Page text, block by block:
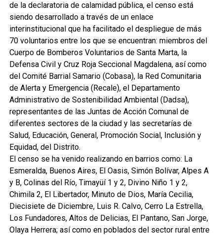
de la declaratoria de calamidad pública, el censo está
siendo desarrollado a través de un enlace
interinstitucional que ha facilitado el despliegue de más
70 voluntarios entre los que se encuentran: miembros del
Cuerpo de Bomberos Voluntarios de Santa Marta, la
Defensa Civil y Cruz Roja Seccional Magdalena, así como
del Comité Barrial Samario (Cobasa), la Red Comunitaria
de Alerta y Emergencia (Recale), el Departamento
Administrativo de Sostenibilidad Ambiental (Dadsa),
representantes de las Juntas de Acción Comunal de
diferentes sectores de la ciudad y las secretarías de
Salud, Educación, General, Promoción Social, Inclusión y
Equidad, del Distrito.
El censo se ha venido realizando en barrios como: La
Esmeralda, Buenos Aires, El Oasis, Simón Bolívar, Alpes A
y B, Colinas del Río, Timayüí 1 y 2, Divino Niño 1 y 2,
Chimila 2, El Libertador, Minuto de Dios, María Cecilia,
Diecisiete de Diciembre, Luis R. Calvo, Cerro La Estrella,
Los Fundadores, Altos de Delicias, El Pantano, San Jorge,
Olaya Herrera; así como en poblados del sector rural entre